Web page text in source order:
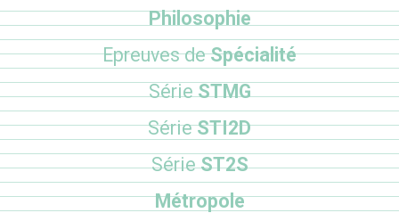
Philosophie
Epreuves deSpécialité
SérieSTMG
SérieSTI2D
SérieST2S
Métropole